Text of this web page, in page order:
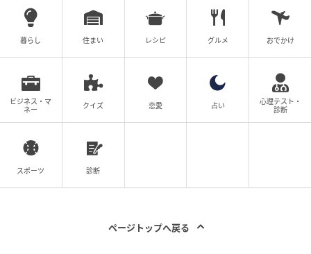
#1 「ママ、生きてるよね？」寝ていると思
って部屋を開けたら
中川 佳人（なかがわ よしと）
成や家計管理・住宅ローンなどの実務に携わってき
た経験を活かし、記事の監修や執筆を行っている。
専門的な内容を、誰にでもわかりやすく伝えること
暮らし 住まい レシピ グルメ おでかけ
ビジネス・マ
ネー
クイズ 恋愛 占い
心理テスト・
診断
スポーツ 診断
ページトップへ戻る